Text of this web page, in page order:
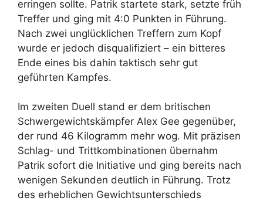
erringen sollte. Patrik startete stark, setzte früh
Treffer und ging mit 4:0 Punkten in Führung.
Nach zwei unglücklichen Treffern zum Kopf
wurde er jedoch disqualifiziert – ein bitteres
Ende eines bis dahin taktisch sehr gut
geführten Kampfes.
Im zweiten Duell stand er dem britischen
Schwergewichtskämpfer Alex Gee gegenüber,
der rund 46 Kilogramm mehr wog. Mit präzisen
Schlag- und Trittkombinationen übernahm
Patrik sofort die Initiative und ging bereits nach
wenigen Sekunden deutlich in Führung. Trotz
des erheblichen Gewichtsunterschieds